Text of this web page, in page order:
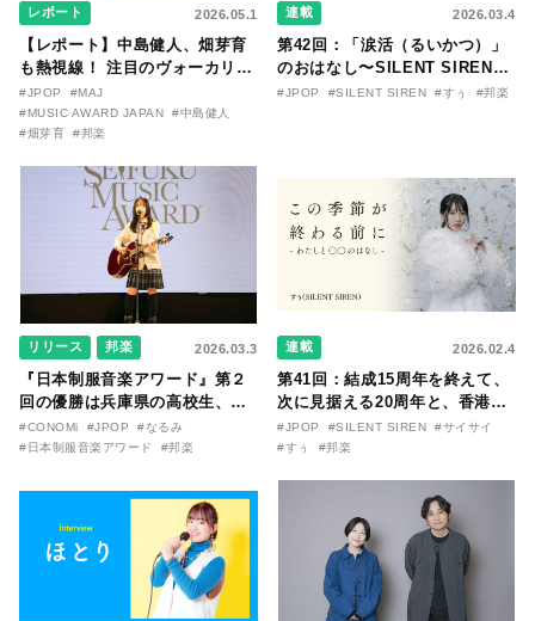
レポート 2026.05.1
【レポート】中島健人、畑芽育
も熱視線！ 注目のヴォーカリス
トも多数ノミネートされた
『MUSIC AWARDS JAPAN
2026』 授賞式で栄冠を射止める
#JPOP
#MAJ
#MUSIC AWARD JAPAN
#中島健人
#畑芽育
#邦楽
連載 2026.03.4
第42回：「涙活（るいかつ）」
のおはなし〜SILENT SIREN・
すぅ『この季節が終わる前に〜
#JPOP #SILENT SIREN #すぅ #邦楽
リリース 邦楽 2026.03.3
『日本制服音楽アワード』第２
回の優勝は兵庫県の高校生、な
るみさんに決定！ 授賞式で初オ
リジナル曲「墓場は寝心地悪そ
える彼女の音楽未来図とは？
#CONOMi #JPOP
#なるみ
#日本制服音楽アワード
#邦楽
連載 2026.02.4
第41回：結成15周年を終えて、
次に見据える20周年と、香港・
台北ライブのおはなし〜
SILENT SIREN・すぅ『この季
#JPOP #SILENT SIREN
#サイサイ
#すぅ
#邦楽